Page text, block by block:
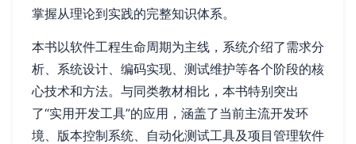
掌握从理论到实践的完整知识体系。
本书以软件工程生命周期为主线，系统介绍了需求分
析、系统设计、编码实现、测试维护等各个阶段的核
心技术和方法。与同类教材相比，本书特别突出
了“实用开发工具”的应用，涵盖了当前主流开发环
境、版本控制系统、自动化测试工具及项目管理软件